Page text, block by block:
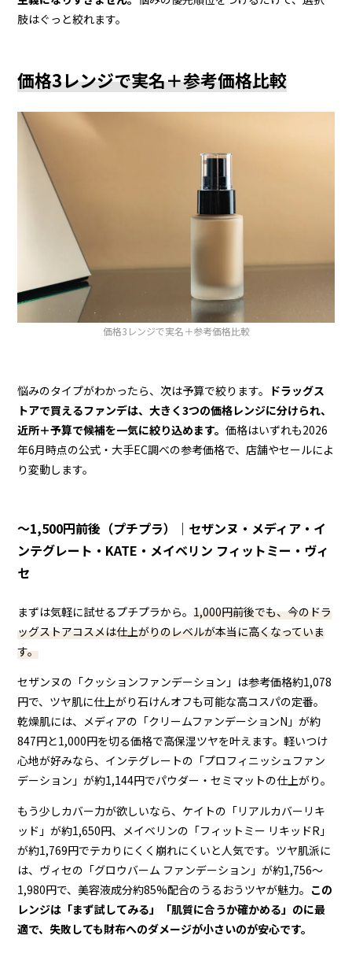
肢はぐっと絞れます。
価格3レンジで実名＋参考価格比較
価格3レンジで実名＋参考価格比較
悩みのタイプがわかったら、次は予算で絞ります。 ドラッグス
トアで買えるファンデは、大きく3つの価格レンジに分けられ、
近所＋予算で候補を一気に絞り込めます。価格はいずれも2026
年6月時点の公式・大手EC調べの参考価格で、店舗やセールによ
り変動します。
〜1,500円前後（プチプラ）｜セザンヌ・メディア・イ
ンテグレート・KATE・メイベリン フィットミー・ヴィ
セ
まずは気軽に試せるプチプラから。1,000円前後でも、今のドラ
ッグストアコスメは仕上がりのレベルが本当に高くなっていま
す。
セザンヌの「クッションファンデーション」は参考価格約1,078
円で、ツヤ肌に仕上がり石けんオフも可能な高コスパの定番。
乾燥肌には、メディアの「クリームファンデーションN」が約
847円と1,000円を切る価格で高保湿ツヤを叶えます。軽いつけ
心地が好みなら、インテグレートの「プロフィニッシュファン
デーション」が約1,144円でパウダー・セミマットの仕上がり。
もう少しカバー力が欲しいなら、ケイトの「リアルカバーリキ
ッド」が約1,650円、メイベリンの「フィットミー リキッドR」
が約1,769円でテカりにくく崩れにくいと人気です。ツヤ肌派に
は、ヴィセの「グロウバーム ファンデーション」が約1,756〜
1,980円で、美容液成分約85%配合のうるおうツヤが魅力。 この
レンジは「まず試してみる」「肌質に合うか確かめる」のに最
適で、失敗しても財布へのダメージが小さいのが安心です。